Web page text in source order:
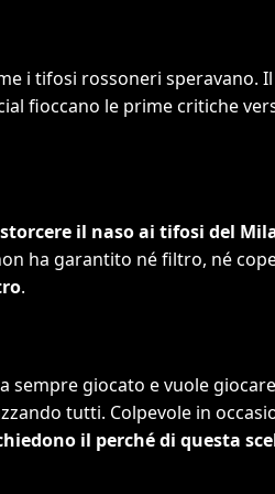
i tifosi rossoneri speravano.
fioccano le prime critiche
il naso ai tifosi del
ha garantito né filtro, né
.
sempre giocato e vuole
tutti. Colpevole in
il perché di questa